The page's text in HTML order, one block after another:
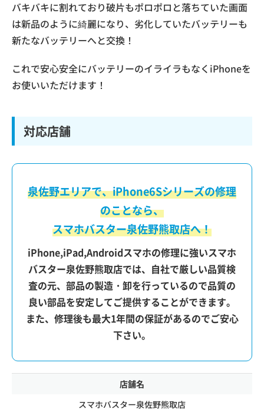
バキバキに割れており破片もポロポロと落ちていた画面
は新品のように綺麗になり、劣化していたバッテリーも
新たなバッテリーへと交換！
これで安心安全にバッテリーのイライラもなくiPhoneを
お使いいただけます！
対応店舗
泉佐野エリアで、iPhone6Sシリーズの修理
のことなら、
スマホバスター泉佐野熊取店へ！
iPhone,iPad,Androidスマホの修理に強いスマホ
バスター泉佐野熊取店では、自社で厳しい品質検
査の元、部品の製造・卸を行っているので品質の
良い部品を安定してご提供することができます。
また、修理後も最大1年間の保証があるのでご安心
下さい。
店舗名
スマホバスター泉佐野熊取店